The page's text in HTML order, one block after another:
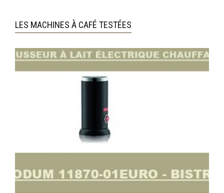
LES MACHINES À CAFÉ TESTÉES